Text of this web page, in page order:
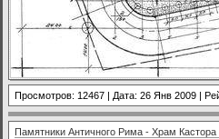
Просмотров: 12467 | Дата: 26 Янв 2009 |
Памятники Античного Рима - Храм Кастора